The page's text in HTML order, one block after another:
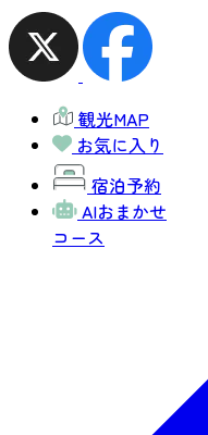
観光MAP
お気に入り
宿泊予約
AIおまかせ
コース